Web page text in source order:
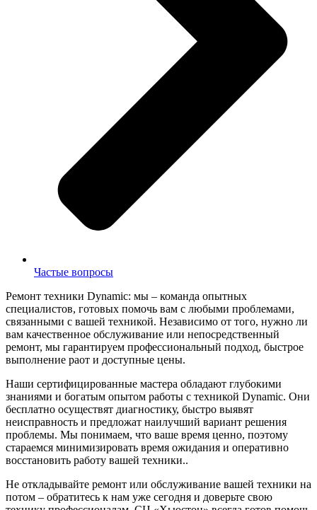
Частые вопросы
Ремонт техники Dynamic: мы – команда опытных
специалистов, готовых помочь вам с любыми проблемами,
связанными с вашей техникой. Независимо от того, нужно ли
вам качественное обслуживание или непосредственный
ремонт, мы гарантируем профессиональный подход, быстрое
выполнение раот и доступные цены.
Наши сертифицированные мастера обладают глубокими
знаниями и богатым опытом работы с техникой Dynamic. Они
бесплатно осуществят диагностику, быстро выявят
неисправность и предложат наилучший вариант решения
проблемы. Мы понимаем, что ваше время ценно, поэтому
стараемся минимизировать время ожидания и оперативно
восстановить работу вашей техники..
Не откладывайте ремонт или обслуживание вашей техники на
потом – обратитесь к нам уже сегодня и доверьте свою